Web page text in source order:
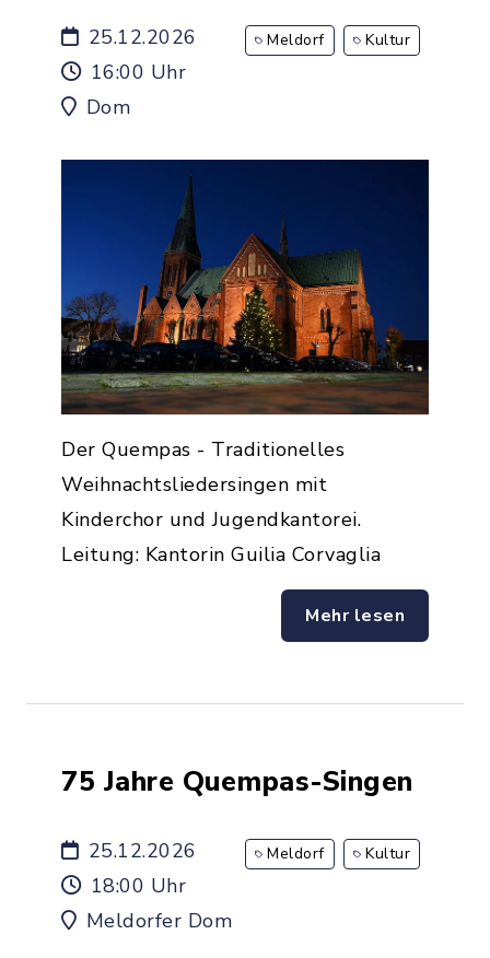
25.12.2026
16:00 Uhr
Dom
Meldorf Kultur
Der Quempas - Traditionelles
Weihnachtsliedersingen mit
Kinderchor und Jugendkantorei.
Leitung: Kantorin Guilia Corvaglia
Mehr lesen
75 Jahre Quempas-Singen
25.12.2026
18:00 Uhr
Meldorfer Dom
Meldorf Kultur